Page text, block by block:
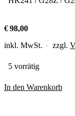
€98,00
inkl. MwSt.
zzgl.
5 vorrätig
In den Warenkorb